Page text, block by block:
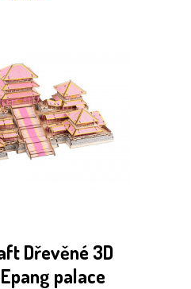
Dřevěné 3D
palace